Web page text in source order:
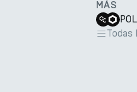
MÁS
POL
Todas